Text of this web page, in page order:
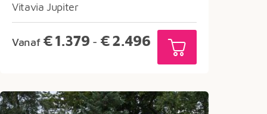
Vitavia Jupiter
Vanaf €1.379 - €2.496 Prijsklasse:
€1.379